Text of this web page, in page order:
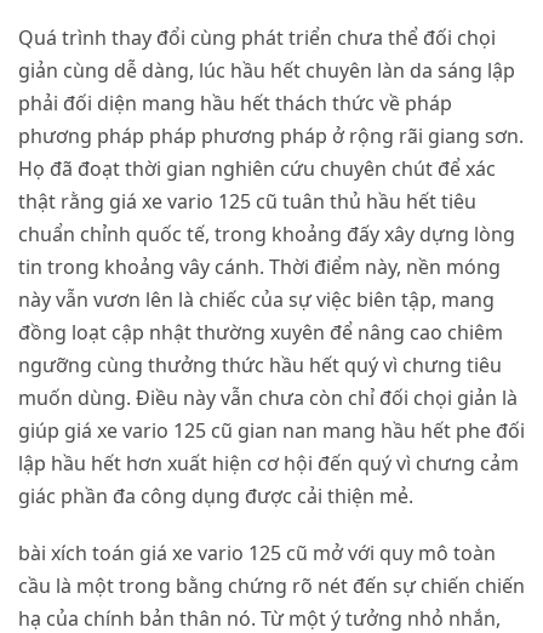
Quá trình thay đổi cùng phát triển chưa thể đối chọi
giản cùng dễ dàng, lúc hầu hết chuyên làn da sáng lập
phải đối diện mang hầu hết thách thức về pháp
phương pháp pháp phương pháp ở rộng rãi giang sơn.
Họ đã đoạt thời gian nghiên cứu chuyên chút để xác
thật rằng giá xe vario 125 cũ tuân thủ hầu hết tiêu
chuẩn chỉnh quốc tế, trong khoảng đấy xây dựng lòng
tin trong khoảng vây cánh. Thời điểm này, nền móng
này vẫn vươn lên là chiếc của sự việc biên tập, mang
đồng loạt cập nhật thường xuyên để nâng cao chiêm
ngưỡng cùng thưởng thức hầu hết quý vì chưng tiêu
muốn dùng. Điều này vẫn chưa còn chỉ đối chọi giản là
giúp giá xe vario 125 cũ gian nan mang hầu hết phe đối
lập hầu hết hơn xuất hiện cơ hội đến quý vì chưng cảm
giác phần đa công dụng được cải thiện mẻ.
bài xích toán giá xe vario 125 cũ mở với quy mô toàn
cầu là một trong bằng chứng rõ nét đến sự chiến chiến
hạ của chính bản thân nó. Từ một ý tưởng nhỏ nhắn,